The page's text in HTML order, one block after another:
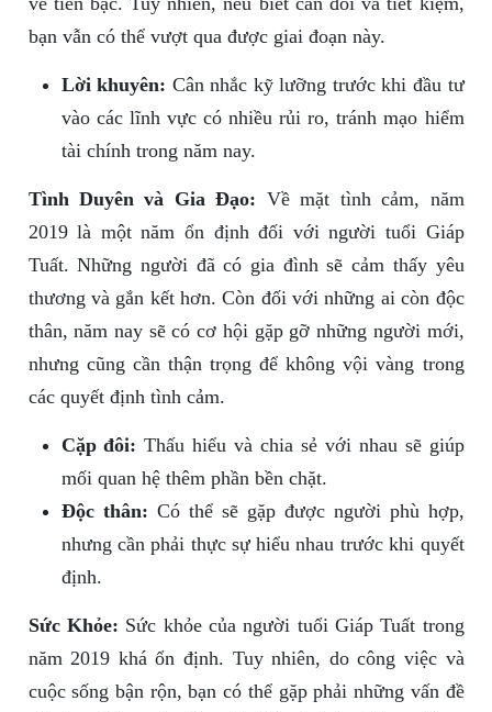
bạn vẫn có thể vượt qua được giai đoạn này.
Lời khuyên: Cân nhắc kỹ lưỡng trước khi đầu tư
vào các lĩnh vực có nhiều rủi ro, tránh mạo hiểm
tài chính trong năm nay.
Tình Duyên và Gia Đạo: Về mặt tình cảm, năm
2019 là một năm ổn định đối với người tuổi Giáp
Tuất. Những người đã có gia đình sẽ cảm thấy yêu
thương và gắn kết hơn. Còn đối với những ai còn độc
thân, năm nay sẽ có cơ hội gặp gỡ những người mới,
nhưng cũng cần thận trọng để không vội vàng trong
các quyết định tình cảm.
Cặp đôi: Thấu hiểu và chia sẻ với nhau sẽ giúp
mối quan hệ thêm phần bền chặt.
Độc thân: Có thể sẽ gặp được người phù hợp,
nhưng cần phải thực sự hiểu nhau trước khi quyết
định.
Sức Khỏe: Sức khỏe của người tuổi Giáp Tuất trong
năm 2019 khá ổn định. Tuy nhiên, do công việc và
cuộc sống bận rộn, bạn có thể gặp phải những vấn đề